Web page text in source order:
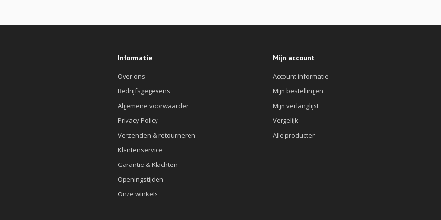
Informatie
Over ons
Bedrijfsgegevens
Algemene voorwaarden
Privacy Policy
Verzenden & retourneren
Klantenservice
Garantie & Klachten
Openingstijden
Onze winkels
Mijn account
Account informatie
Mijn bestellingen
Mijn verlanglijst
Vergelijk
Alle producten